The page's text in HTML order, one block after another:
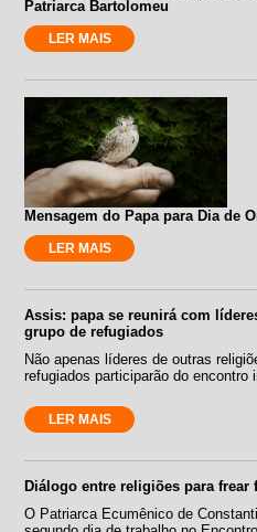
Patriarca Bartolomeu
LER MAIS
Mensagem do Papa para Dia de
LER MAIS
Assis: papa se reunirá com
grupo de refugiados
Não apenas líderes de outras
refugiados participarão do encontro
LER MAIS
Diálogo entre religiões para frear
O Patriarca Ecumênico de